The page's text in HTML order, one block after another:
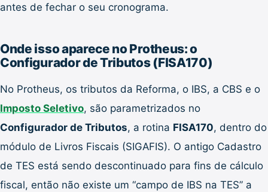
antes de fechar o seu cronograma.
Onde isso aparece no Protheus: o
Configurador de Tributos (FISA170)
No Protheus, os tributos da Reforma, o IBS, a CBS e o
Imposto Seletivo, são parametrizados no
Configurador de Tributos, a rotina FISA170, dentro do
módulo de Livros Fiscais (SIGAFIS). O antigo Cadastro
de TES está sendo descontinuado para fins de cálculo
fiscal, então não existe um “campo de IBS na TES” a